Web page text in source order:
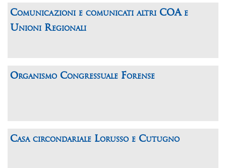
Comunicazioni e comunicati altri COA e
Unioni Regionali
Organismo Congressuale Forense
Casa circondariale Lorusso e Cutugno